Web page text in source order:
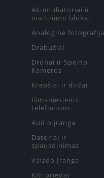
Akumuliatoriai ir
maitinimo blokai
Analoginė fotografija
Drabužiai
Dronai ir Sporto
Kameros
Krepšiai ir diržai
Išmaniesiems
telefonams
Audio įranga
Datoriai ir
spausdinimas
Vaizdo Įranga
Kiti priedai